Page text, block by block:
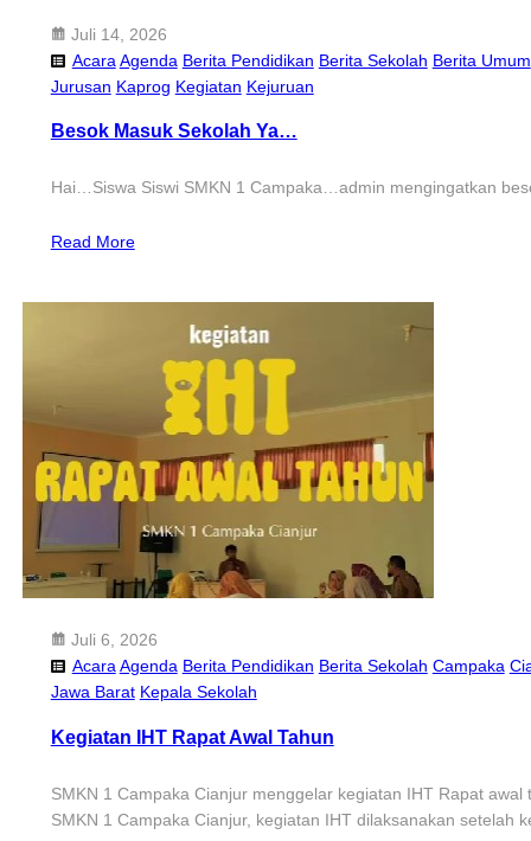
Juli 14, 2026
Acara Agenda Berita Pendidikan Berita Sekolah Berita Umum
Jurusan Kaprog Kegiatan Kejuruan
Besok Masuk Sekolah Ya…
Hai…Siswa Siswi SMKN 1 Campaka…admin mengingatkan
Read More
Juli 6, 2026
Acara Agenda Berita Pendidikan Berita Sekolah Campaka
Jawa Barat Kepala Sekolah
Kegiatan IHT Rapat Awal Tahun
SMKN 1 Campaka Cianjur menggelar kegiatan IHT Rapat
SMKN 1 Campaka Cianjur, kegiatan IHT dilaksanakan setelah